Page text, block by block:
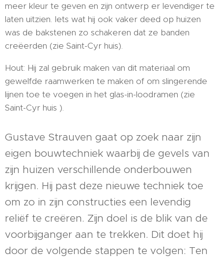
meer kleur te geven en zijn ontwerp er levendiger te
laten uitzien. Iets wat hij ook vaker deed op huizen
was de bakstenen zo schakeren dat ze banden
creëerden (zie Saint-Cyr huis).
Hout: Hij zal gebruik maken van dit materiaal om
gewelfde raamwerken te maken of om slingerende
lijnen toe te voegen in het glas-in-loodramen (zie
Saint-Cyr huis ).
Gustave Strauven gaat op zoek naar zijn
eigen bouwtechniek waarbij de gevels van
zijn huizen verschillende onderbouwen
krijgen. Hij past deze nieuwe techniek toe
om zo in zijn constructies een levendig
reliëf te creëren. Zijn doel is de blik van de
voorbijganger aan te trekken. Dit doet hij
door de volgende stappen te volgen: Ten